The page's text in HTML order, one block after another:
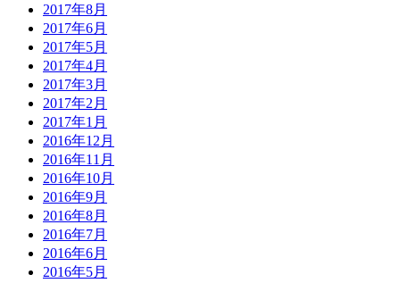
2017年8月
2017年6月
2017年5月
2017年4月
2017年3月
2017年2月
2017年1月
2016年12月
2016年11月
2016年10月
2016年9月
2016年8月
2016年7月
2016年6月
2016年5月